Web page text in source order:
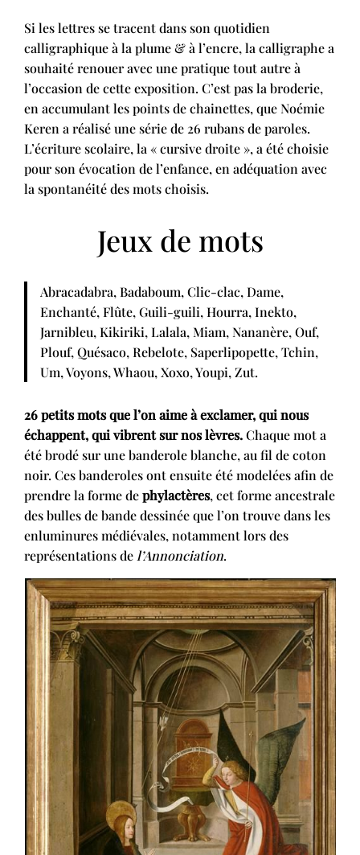
Si les lettres se tracent dans son quotidien
calligraphique à la plume & à l’encre, la calligraphe a
souhaité renouer avec une pratique tout autre à
l’occasion de cette exposition. C’est pas la broderie,
en accumulant les points de chainettes, que Noémie
Keren a réalisé une série de 26 rubans de paroles.
L’écriture scolaire, la « cursive droite », a été choisie
pour son évocation de l’enfance, en adéquation avec
la spontanéité des mots choisis.
Jeux de mots
Abracadabra, Badaboum, Clic-clac, Dame,
Enchanté, Flûte, Guili-guili, Hourra, Inekto,
Jarnibleu, Kikiriki, Lalala, Miam, Nananère, Ouf,
Plouf, Quésaco, Rebelote, Saperlipopette, Tchin,
Um, Voyons, Whaou, Xoxo, Youpi, Zut.
26 petits mots que l’on aime à exclamer, qui nous
échappent, qui vibrent sur nos lèvres.Chaque mot a
été brodé sur une banderole blanche, au fil de coton
noir. Ces banderoles ont ensuite été modelées afin de
prendre la forme dephylactères, cet forme ancestrale
des bulles de bande dessinée que l’on trouve dans les
enluminures médiévales, notamment lors des
représentations de l’Annonciation.